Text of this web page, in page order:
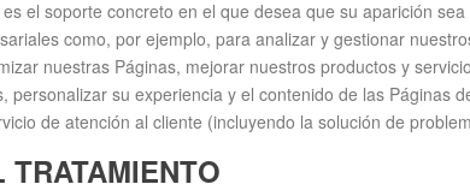
el soporte concreto en el que desea que su aparición sea
como, por ejemplo, para analizar y gestionar
nuestras Páginas, mejorar nuestros productos y
personalizar su experiencia y el contenido de las Páginas
de atención al cliente (incluyendo la solución de